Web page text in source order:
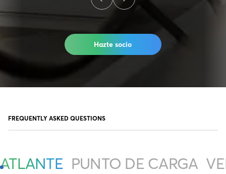
Hazte socio
FREQUENTLY ASKED QUESTIONS
ATLANTE PUNTO DE CARGA